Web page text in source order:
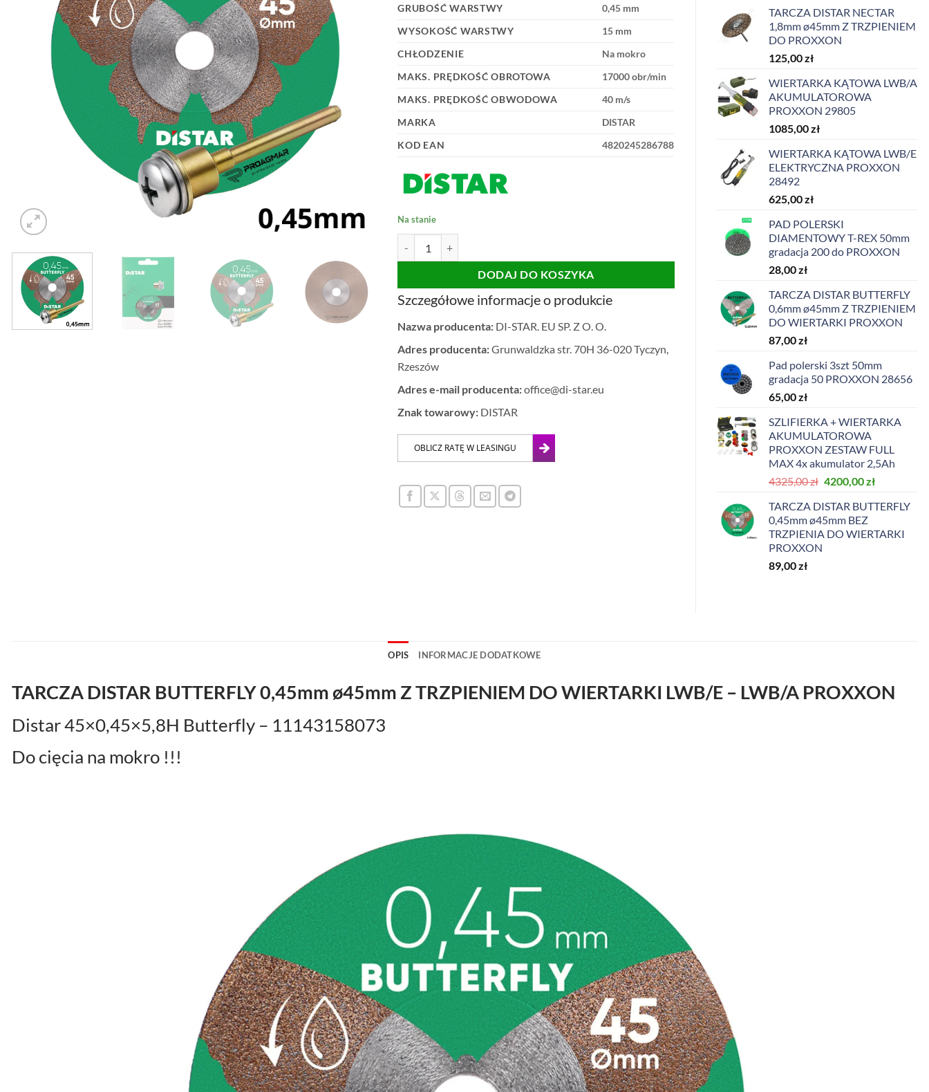
GRUBOŚĆ WARSTWY
0,45 mm
WYSOKOŚĆ WARSTWY
15 mm
CHŁODZENIE
Na mokro
MAKS. PRĘDKOŚĆ OBROTOWA
17000 obr/min
MAKS. PRĘDKOŚĆ OBWODOWA
40 m/s
MARKA
DISTAR
KOD EAN
4820245286788
Na stanie
ilość TARCZA DISTAR BUTTERFLY 0,45mm ø45mm Z TRZPIENIEM DO WIERTARKI PROXXON
DODAJ DO KOSZYKA
Szczegółowe informacje o produkcie
Nazwa producenta: DI-STAR. EU SP. Z O. O.
Adres producenta:Grunwaldzka str. 70H 36-020 Tyczyn,
Rzeszów
Adres e-mail producenta:office@di-star.eu
Znak towarowy: DISTAR
TARCZA DISTAR NECTAR
1,8mm ø45mm Z TRZPIENIEM
DO PROXXON
125,00zł
WIERTARKA KĄTOWA LWB/A
AKUMULATOROWA
PROXXON 29805
1085,00zł
WIERTARKA KĄTOWA LWB/E
ELEKTRYCZNA PROXXON
28492
625,00zł
PAD POLERSKI
DIAMENTOWY T-REX 50mm
gradacja 200 do PROXXON
28,00zł
TARCZA DISTAR BUTTERFLY
0,6mm ø45mm Z TRZPIENIEM
DO WIERTARKI PROXXON
87,00zł
Pad polerski 3szt 50mm
gradacja 50 PROXXON 28656
65,00zł
SZLIFIERKA + WIERTARKA
AKUMULATOROWA
PROXXON ZESTAW FULL
MAX 4x akumulator 2,5Ah
4325,00zł Pierwotna
wynosiła:
4325,00 zł.
4200,00złAktualna
wynosi:
TARCZA DISTAR BUTTERFLY
0,45mm ø45mm BEZ
TRZPIENIA DO WIERTARKI
PROXXON
89,00zł
OPIS INFORMACJE DODATKOWE
TARCZA DISTAR BUTTERFLY 0,45mm ø45mm Z TRZPIENIEM DO WIERTARKI LWB/E – LWB/A PROXXON
Distar 45×0,45×5,8H Butterfly – 11143158073
Do cięcia na mokro !!!